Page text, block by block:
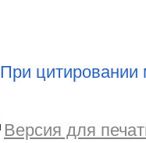
При цитировании
Версия для